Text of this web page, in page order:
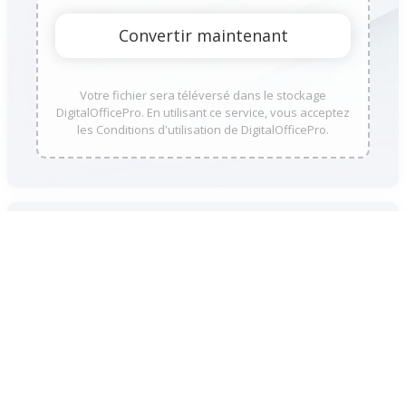
Votre fichier sera téléversé dans le stockage
DigitalOfficePro. En utilisant ce service, vous acceptez
les Conditions d'utilisation de DigitalOfficePro.